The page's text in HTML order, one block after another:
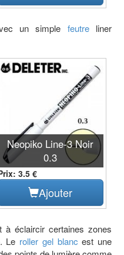
un simple feutreliner
Neopiko Line-3 Noir
0.3
3.5 €
Ajouter
éclaircir certaines zones
Le roller gel blanc est une